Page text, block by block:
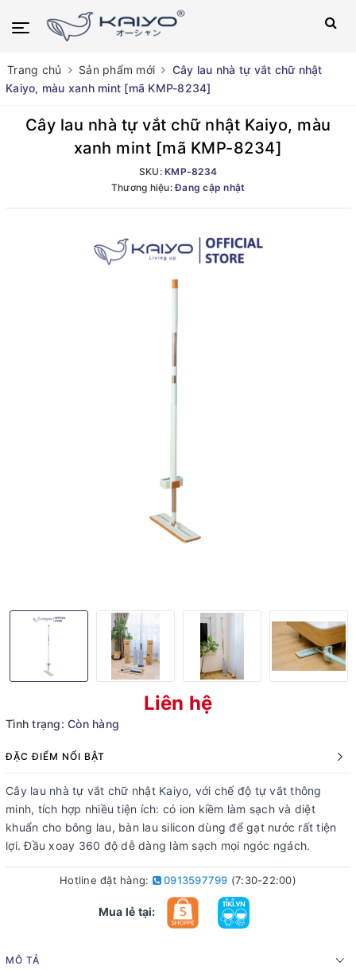
Trang chủ Sản phẩm mới
Cây lau nhà tự vắt chữ nhật
Kaiyo, màu xanh mint [mã KMP-8234]
Cây lau nhà tự vắt chữ nhật Kaiyo, màu
xanh mint [mã KMP-8234]
SKU:KMP-8234
Thương hiệu:Đang cập nhật
Liên hệ
Tình trạng: Còn hàng
ĐẶC ĐIỂM NỔI BẬT
Cây lau nhà tự vắt chữ nhật Kaiyo, với chế độ tự vắt thông
minh, tích hợp nhiều tiện ích: có ion kiềm làm sạch và diệt
khuẩn cho bông lau, bàn lau silicon dùng để gạt nước rất tiện
lợi. Đầu xoay 360 độ dễ dàng làm sạch mọi ngóc ngách.
Hotline đặt hàng: 0913597799 (7:30-22:00)
Mua lẻ tại:
MÔ TẢ